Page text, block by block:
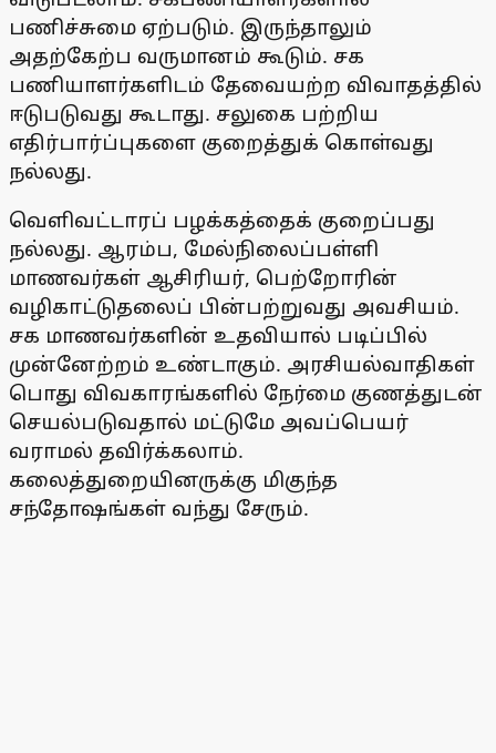
பணிச்சுமை ஏற்படும். இருந்தாலும்
அதற்கேற்ப வருமானம் கூடும். சக
பணியாளர்களிடம் தேவையற்ற விவாதத்தில்
ஈடுபடுவது கூடாது. சலுகை பற்றிய
எதிர்பார்ப்புகளை குறைத்துக் கொள்வது
நல்லது.
வெளிவட்டாரப் பழக்கத்தைக் குறைப்பது
நல்லது. ஆரம்ப, மேல்நிலைப்பள்ளி
மாணவர்கள் ஆசிரியர், பெற்றோரின்
வழிகாட்டுதலைப் பின்பற்றுவது அவசியம்.
சக மாணவர்களின் உதவியால் படிப்பில்
முன்னேற்றம் உண்டாகும். அரசியல்வாதிகள்
பொது விவகாரங்களில் நேர்மை குணத்துடன்
செயல்படுவதால் மட்டுமே அவப்பெயர்
வராமல் தவிர்க்கலாம்.
கலைத்துறையினருக்கு மிகுந்த
சந்தோஷங்கள் வந்து சேரும்.